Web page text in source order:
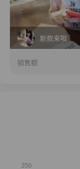
新款来啦
销售额